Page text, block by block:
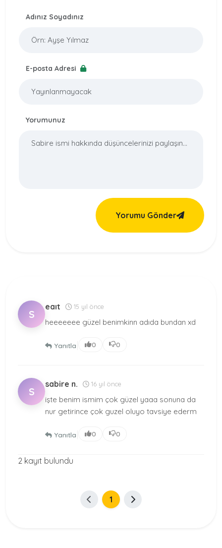
Adınız Soyadınız
E-posta Adresi
Yorumunuz
Yorumu Gönder
S
eaıt 15 yıl önce
heeeeeee güzel benimkinn adıda bundan xd
Yanıtla 0 0
S
sabire n. 16 yıl önce
işte benim ismim çok güzel yaaa sonuna da
nur getirince çok guzel oluyo tavsiye ederm
Yanıtla 0 0
2 kayıt bulundu
1